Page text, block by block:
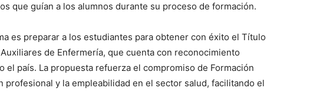
que guían a los alumnos durante su proceso de formación.
es preparar a los estudiantes para obtener con éxito el Título
de Enfermería, que cuenta con reconocimiento
el país. La propuesta refuerza el compromiso de Formación
profesional y la empleabilidad en el sector salud, facilitando el